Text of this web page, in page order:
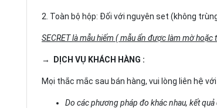
2. Toàn bộ hộp: Đối với nguyên set (không
SECRET là mẫu hiếm ( mẫu ẩn được làm mờ hoặc
→ DỊCH VỤ KHÁCH HÀNG :
Mọi thắc mắc sau bán hàng, vui lòng liên hệ
Do các phương pháp đo khác nhau, kết